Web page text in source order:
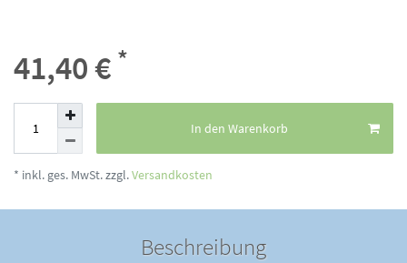
41,40 € *
In den Warenkorb
* inkl. ges. MwSt. zzgl.Versandkosten
Beschreibung